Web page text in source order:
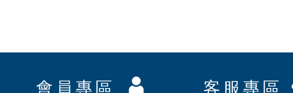
會員專區 客服專區